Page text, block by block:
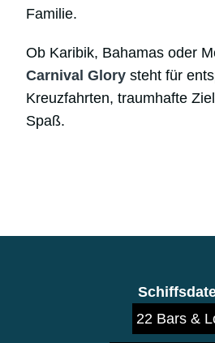
Familie.
Ob Karibik, Bahamas oder
Carnival Glory steht für
Kreuzfahrten, traumhafte
Spaß.
22 Bars &